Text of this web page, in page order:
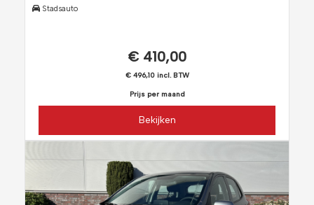
Stadsauto
€ 410,00
€ 496,10 incl. BTW
Prijs per maand
Bekijken